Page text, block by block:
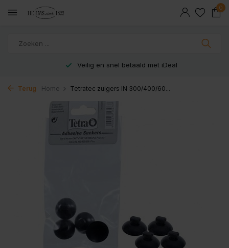
0
Veilig en snel betaald met iDeal
Terug Home Tetratec zuigers IN 300/400/60...